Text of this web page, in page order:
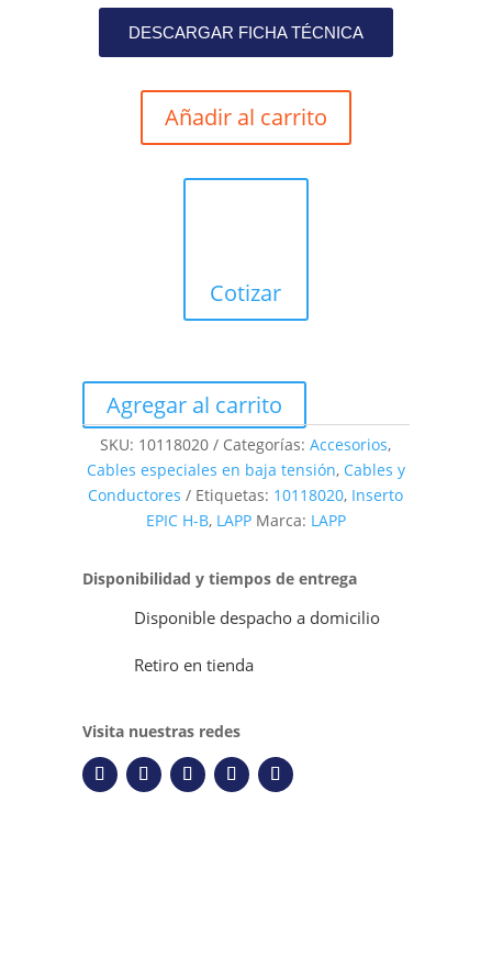
DESCARGAR FICHA TÉCNICA
Añadir al carrito
Cotizar
Agregar al carrito
SKU: 10118020 Categorías:Accesorios,
Cables especiales en baja tensión, Cables y
Conductores
Etiquetas: 10118020, Inserto
EPIC H-B, LAPP Marca: LAPP
Disponibilidad y tiempos de entrega
Disponible despacho a domicilio
Retiro en tienda
Visita nuestras redes